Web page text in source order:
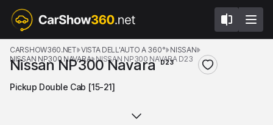
CARSHOW360.NET VISTA DELL'AUTO A 360° NISSAN
NISSAN NP300 NAVARA NISSAN NP300 NAVARA D23
Nissan NP300 Navara D23
Pickup Double Cab [15-21]